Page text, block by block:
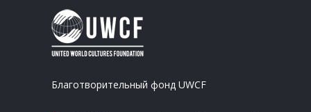
Благотворительный фонд UWCF